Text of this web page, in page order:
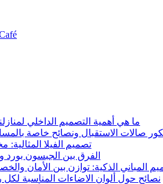
ما هي أهمية التصميم الداخلي
تصميم الفيلا
الفرق بين الجبسون بورد
المباني الذكية: توازن بين الأمان
نصائح حول ألوان الاضاءات المناسبة